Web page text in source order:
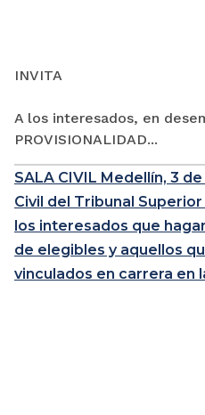
INVITA
A los interesados, en
PROVISIONALIDAD...
SALA CIVIL Medellín, 3
Civil del Tribunal
los interesados que
de elegibles y aquellos
vinculados en carrera en